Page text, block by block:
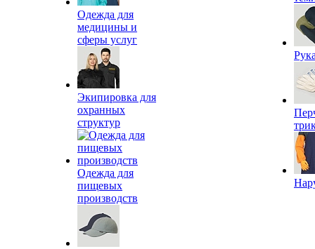
Одежда для
медицины и
сферы услуг
Экипировка для
охранных
структур
Одежда для
пищевых
производств